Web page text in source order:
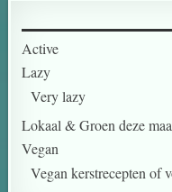
Active
Lazy
Very lazy
Lokaal & Groen deze
Vegan
Vegan kerstrecepten of